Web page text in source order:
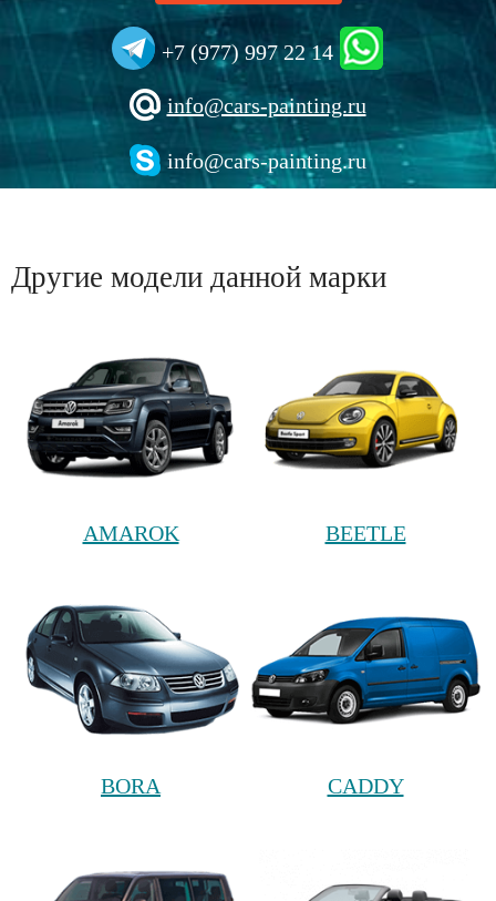
+7 (977) 997 22 14
info@cars-painting.ru
info@cars-painting.ru
Другие модели данной марки
AMAROK BEETLE
BORA CADDY